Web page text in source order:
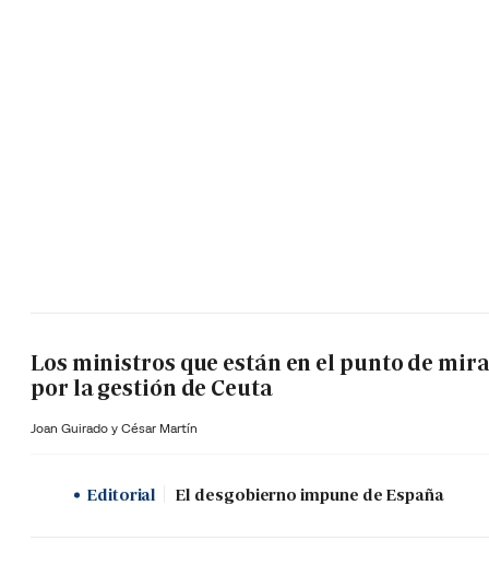
Los ministros que están en el punto de mira
por la gestión de Ceuta
Joan Guirado y César Martín
Editorial El desgobierno impune de España